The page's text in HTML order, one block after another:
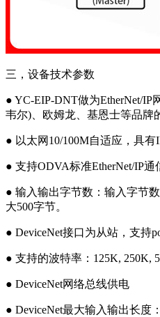
三，设备技术参数
● YC-EIP-DNT做为EtherNet/
韦尔)、欧姆龙、基恩士等品牌
● 以太网10/100M自适应，具有
● 支持ODVA标准EtherNet/IP通
● 输入输出字节数：输入字节
大500字节。
● DeviceNet接口为从站，支持
● 支持的波特率：125K, 250K,
● DeviceNet网络总线供电
● DeviceNet最大输入输出长度